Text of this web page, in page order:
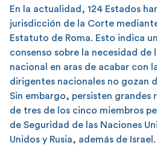
En la actualidad, 124 Estados
jurisdicción de la Corte
Estatuto de Roma. Esto indica
consenso sobre la necesidad de
nacional en aras de acabar con
dirigentes nacionales no gozan
Sin embargo, persisten grandes
de tres de los cinco miembros
de Seguridad de las Naciones
Unidos y Rusia, además de Israel.